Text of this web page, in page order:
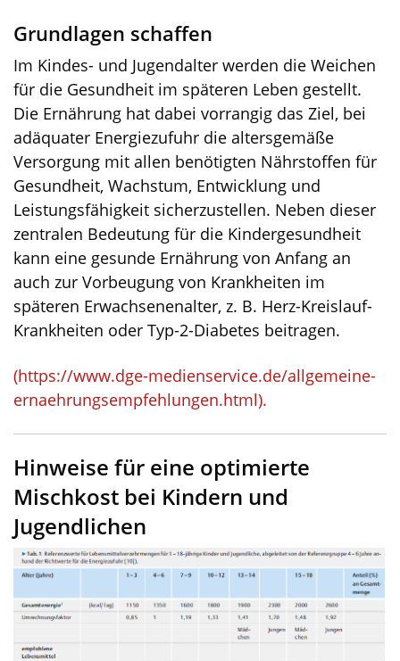
Grundlagen schaffen
Im Kindes- und Jugendalter werden die Weichen
für die Gesundheit im späteren Leben gestellt.
Die Ernährung hat dabei vorrangig das Ziel, bei
adäquater Energiezufuhr die altersgemäße
Versorgung mit allen benötigten Nährstoffen für
Gesundheit, Wachstum, Entwicklung und
Leistungsfähigkeit sicherzustellen. Neben dieser
zentralen Bedeutung für die Kindergesundheit
kann eine gesunde Ernährung von Anfang an
auch zur Vorbeugung von Krankheiten im
späteren Erwachsenenalter, z. B. Herz-Kreislauf-
Krankheiten oder Typ-2-Diabetes beitragen.
(https://www.dge-medienservice.de/allgemeine-
ernaehrungsempfehlungen.html).
Hinweise für eine optimierte
Mischkost bei Kindern und
Jugendlichen